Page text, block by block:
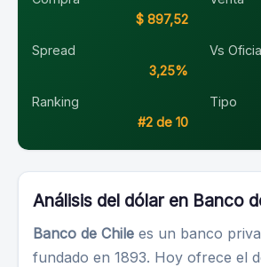
$ 897,52
Spread
3,25%
Vs
Ranking
#2 de 10
Tipo
Análisis del dólar en Banco
Banco de Chile es un banco
fundado en 1893. Hoy ofrece el